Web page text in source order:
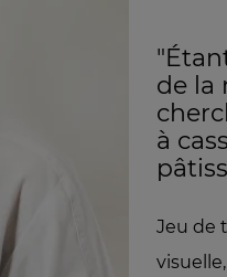
de la
à
Jeu de